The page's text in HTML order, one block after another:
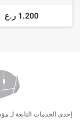
1.200 ر.ع
إحدى الخدمات التابعة لـ